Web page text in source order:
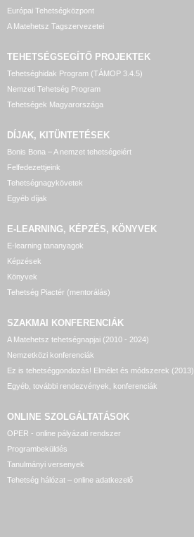
Európai Tehetségközpont
A Matehetsz Tagszervezetei
TEHETSÉGSEGÍTŐ PROJEKTEK
Tehetséghidak Program (TÁMOP 3.4.5)
Nemzeti Tehetség Program
Tehetségek Magyarországa
DÍJAK, KITÜNTETÉSEK
Bonis Bona – A nemzet tehetségeiért
Felfedezettjeink
Tehetségnagykövetek
Egyéb díjak
E-LEARNING, KÉPZÉS, KÖNYVEK
E-learning tananyagok
Képzések
Könyvek
Tehetség Piactér (mentorálás)
SZAKMAI KONFERENCIÁK
A Matehetsz tehetségnapjai (2010 - 2024)
Nemzetközi konferenciák
Ez is tehetséggondozás! Elmélet és módszerek (2013)
Egyéb, további rendezvények, konferenciák
ONLINE SZOLGÁLTATÁSOK
OPER - online pályázati rendszer
Programbeküldés
Tanulmányi versenyek
Tehetség hálózat – online adatkezelő